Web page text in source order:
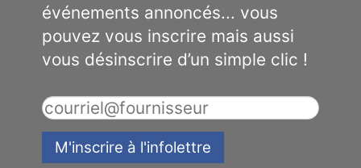
événements annoncés... vous
pouvez vous inscrire mais aussi
vous désinscrire d’un simple clic !